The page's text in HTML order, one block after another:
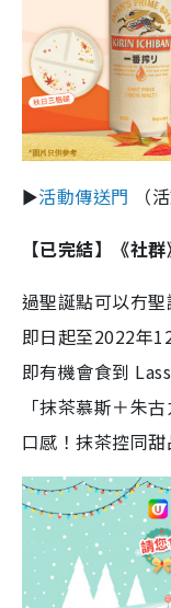
►活動傳送門 （
【已完結】
《社
過聖誕點可以冇
即日起至2022年
即有機會食到
「抹茶慕斯＋朱
口感！抹茶控同甜